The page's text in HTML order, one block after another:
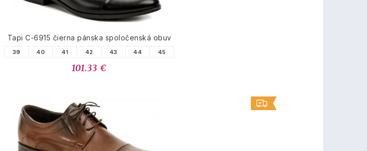
Tapi C-6915 čierna pánska spoločenská obuv
39 40 41 42 43 44 45
101.33 €